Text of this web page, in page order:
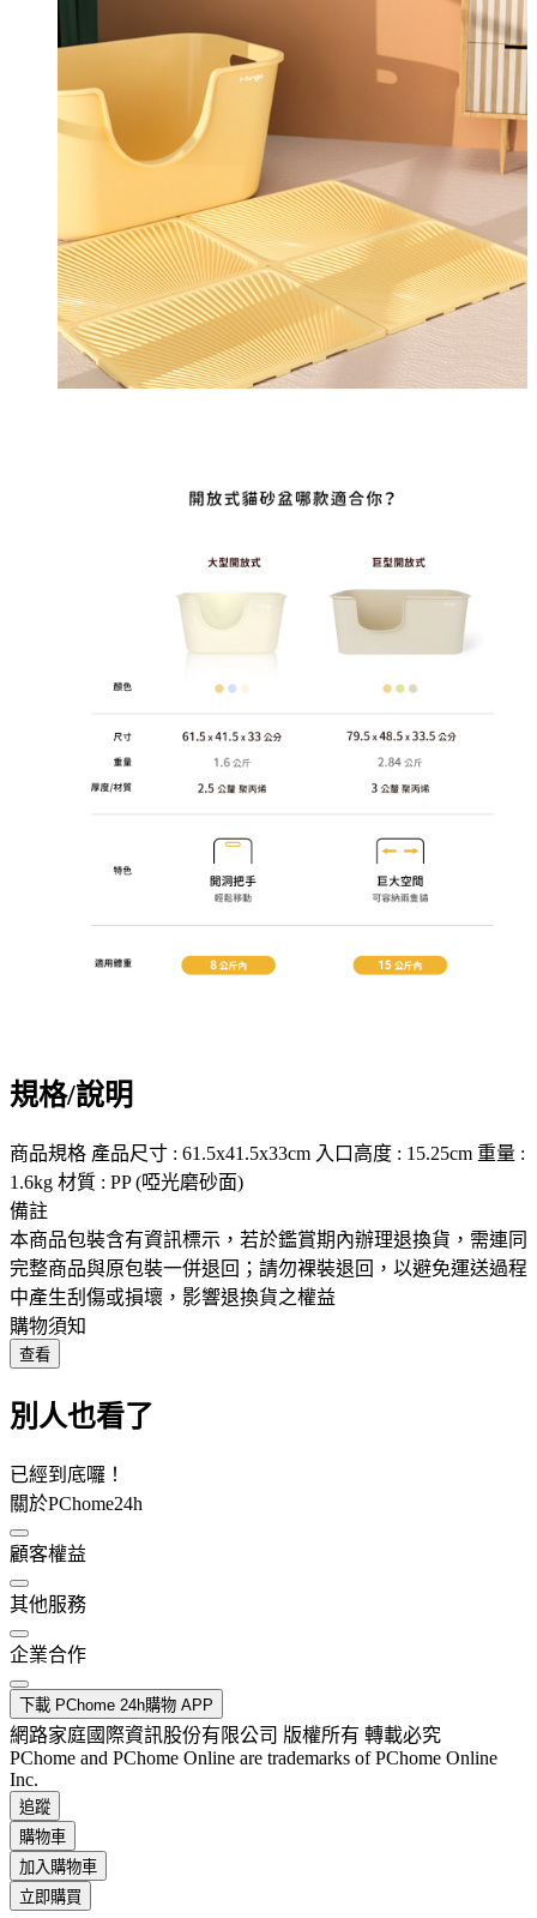
規格/說明
商品規格 產品尺寸 : 61.5x41.5x33cm 入口高度 : 15.25cm 重量 :
1.6kg 材質 : PP (啞光磨砂面)
備註
本商品包裝含有資訊標示，若於鑑賞期內辦理退換貨，需連同
完整商品與原包裝一併退回；請勿裸裝退回，以避免運送過程
中產生刮傷或損壞，影響退換貨之權益
購物須知
查看
別人也看了
已經到底囉！
關於PChome24h
顧客權益
其他服務
企業合作
下載 PChome 24h購物 APP
網路家庭國際資訊股份有限公司 版權所有 轉載必究
PChome and PChome Online are trademarks of PChome Online
Inc.
追蹤
購物車
加入購物車
立即購買